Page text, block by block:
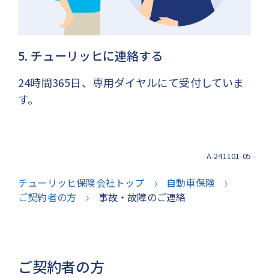
5. チューリッヒに連絡する
24時間365日、専用ダイヤルにて受付していま
す。
A-241101-05
チューリッヒ保険会社トップ
自動車保険
ご契約者の方
事故・故障のご連絡
ご契約者の方